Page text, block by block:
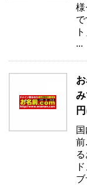
様
...
前